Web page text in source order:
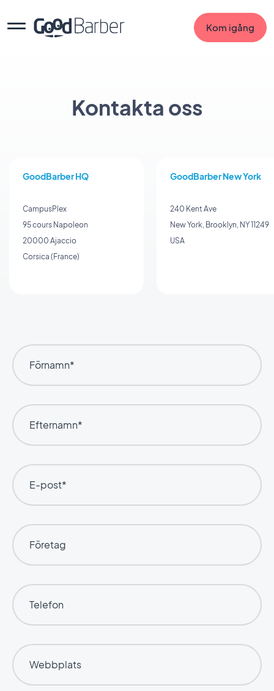
Kom igång
Kontakta oss
GoodBarber HQ
CampusPlex
95 cours Napoleon
20000 Ajaccio
Corsica (France)
GoodBarber New York
240 Kent Ave
New York, Brooklyn, NY 11249
USA
Förnamn*
Efternamn*
E-post*
Företag
Telefon
Webbplats